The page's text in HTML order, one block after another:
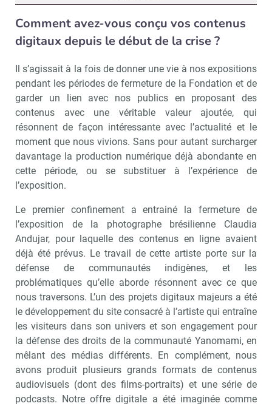
Comment avez-vous conçu vos contenus
digitaux depuis le début de la crise ?
Il s’agissait à la fois de donner une vie à nos expositions
pendant les périodes de fermeture de la Fondation et de
garder un lien avec nos publics en proposant des
contenus avec une véritable valeur ajoutée, qui
résonnent de façon intéressante avec l’actualité et le
moment que nous vivions. Sans pour autant surcharger
davantage la production numérique déjà abondante en
cette période, ou se substituer à l’expérience de
l’exposition.
Le premier confinement a entrainé la fermeture de
l’exposition de la photographe brésilienne Claudia
Andujar, pour laquelle des contenus en ligne avaient
déjà été prévus. Le travail de cette artiste porte sur la
défense de communautés indigènes, et les
problématiques qu’elle aborde résonnent avec ce que
nous traversons. L’un des projets digitaux majeurs a été
le développement du site consacré à l’artiste qui entraîne
les visiteurs dans son univers et son engagement pour
la défense des droits de la communauté Yanomami, en
mêlant des médias différents. En complément, nous
avons produit plusieurs grands formats de contenus
audiovisuels (dont des films-portraits) et une série de
podcasts. Notre offre digitale a été imaginée comme